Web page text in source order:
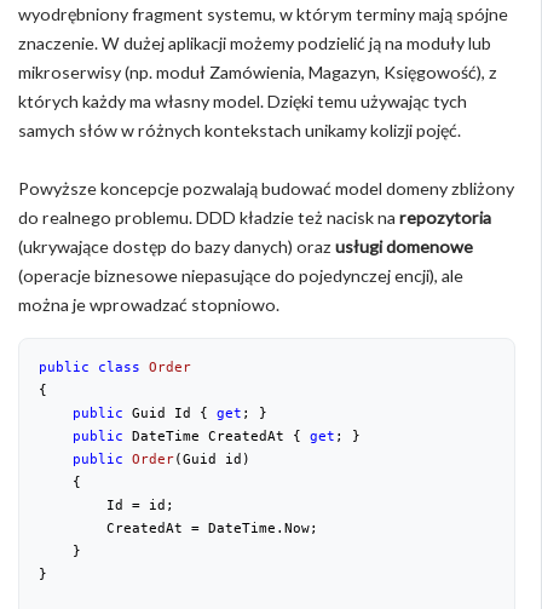
wyodrębniony fragment systemu, w którym terminy mają spójne
znaczenie. W dużej aplikacji możemy podzielić ją na moduły lub
mikroserwisy (np. moduł Zamówienia, Magazyn, Księgowość), z
których każdy ma własny model. Dzięki temu używając tych
samych słów w różnych kontekstach unikamy kolizji pojęć.
Powyższe koncepcje pozwalają budować model domeny zbliżony
do realnego problemu. DDD kładzie też nacisk na repozytoria
(ukrywające dostęp do bazy danych) oraz usługi domenowe
(operacje biznesowe niepasujące do pojedynczej encji), ale
można je wprowadzać stopniowo.
public class Order
{
public Guid Id { get ; }
public DateTime CreatedAt { get ; }
public Order(Guid id )
{
        Id = id;
        CreatedAt = DateTime.Now;
    }
}